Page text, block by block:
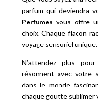
parfum qui deviendra
Perfumes vous offre
choix. Chaque flacon
voyage sensoriel unique.
N’attendez plus
résonnent avec votre
dans le monde
chaque goutte sublimer